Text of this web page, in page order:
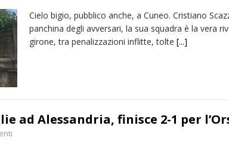
Cielo bigio, pubblico anche, a Cuneo. Cristiano
panchina degli avversari, la sua squadra è la vera
girone, tra penalizzazioni inflitte, tolte [...]
ad Alessandria, finisce 2-1 per